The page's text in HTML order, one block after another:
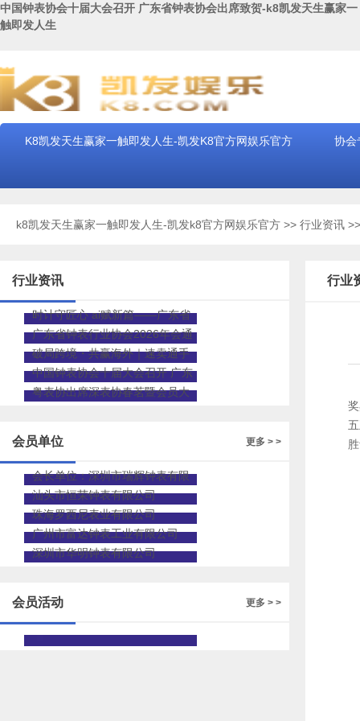
中国钟表协会十届大会召开 广东省钟表协会出席致贺-k8凯发天生赢家一
触即发人生
K8凯发天生赢家一触即发人生-凯发K8官方网娱乐官方 协会
k8凯发天生赢家一触即发人生-凯发k8官方网娱乐官方 >> 行业资讯
行业资讯
时计守匠心 ai赋新篇——广东省
钟表行业协会2026年会员大会暨
行业发展交流会圆满落幕
广东省钟表行业协会2026年会通
知
破局跨境・共赢海外｜速卖通手
表类目招商会（广州站）
中国钟表协会十届大会召开 广东
省钟表协会出席致贺
粤表协出席深表协春茗暨会员大
更多 > >
会员单位
会长单位：深圳市瑞辉钟表有限
公司
汕头市恒荣钟表有限公司
珠海罗西尼表业有限公司
广州市富达钟表工业有限公司
深圳市华明钟表有限公司
更多 > >
会员活动
行业